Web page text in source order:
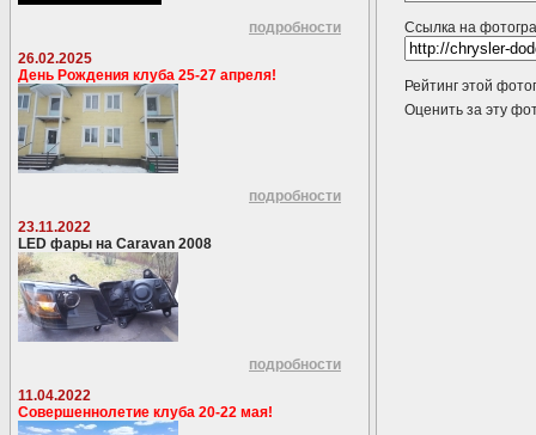
подробности
26.02.2025
День Рождения клуба 25-27 апреля!
подробности
23.11.2022
LED фары на Caravan 2008
подробности
11.04.2022
Совершеннолетие клуба 20-22 мая!
Ссылка на
Рейтинг этой
Оценить за эту